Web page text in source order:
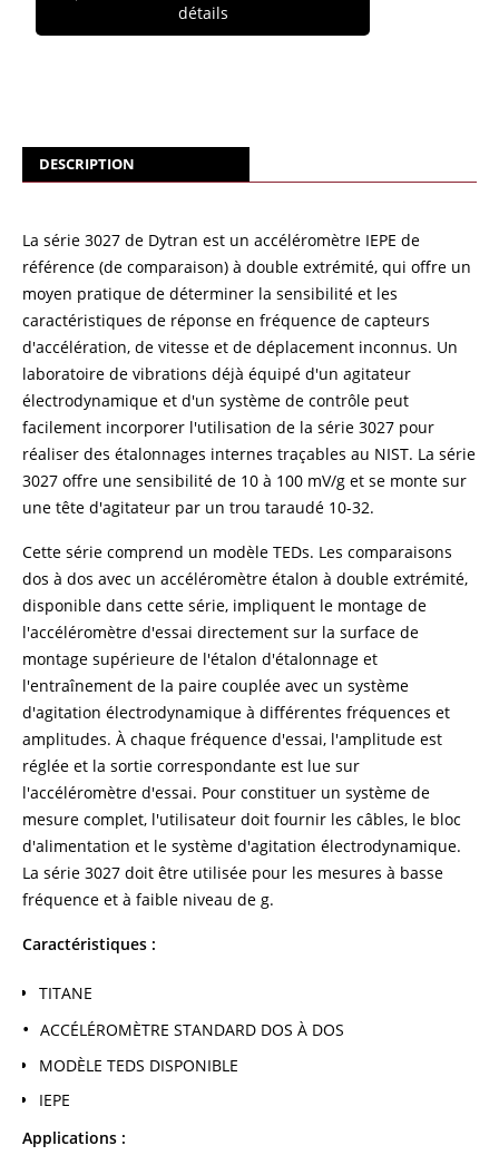
détails
DESCRIPTION
La série 3027 de Dytran est un accéléromètre IEPE de
référence (de comparaison) à double extrémité, qui offre un
moyen pratique de déterminer la sensibilité et les
caractéristiques de réponse en fréquence de capteurs
d'accélération, de vitesse et de déplacement inconnus. Un
laboratoire de vibrations déjà équipé d'un agitateur
électrodynamique et d'un système de contrôle peut
facilement incorporer l'utilisation de la série 3027 pour
réaliser des étalonnages internes traçables au NIST. La série
3027 offre une sensibilité de 10 à 100 mV/g et se monte sur
une tête d'agitateur par un trou taraudé 10-32.
Cette série comprend un modèle TEDs. Les comparaisons
dos à dos avec un accéléromètre étalon à double extrémité,
disponible dans cette série, impliquent le montage de
l'accéléromètre d'essai directement sur la surface de
montage supérieure de l'étalon d'étalonnage et
l'entraînement de la paire couplée avec un système
d'agitation électrodynamique à différentes fréquences et
amplitudes. À chaque fréquence d'essai, l'amplitude est
réglée et la sortie correspondante est lue sur
l'accéléromètre d'essai. Pour constituer un système de
mesure complet, l'utilisateur doit fournir les câbles, le bloc
d'alimentation et le système d'agitation électrodynamique.
La série 3027 doit être utilisée pour les mesures à basse
fréquence et à faible niveau de g.
Caractéristiques :
TITANE
ACCÉLÉROMÈTRE STANDARD DOS À DOS
MODÈLE TEDS DISPONIBLE
IEPE
Applications :